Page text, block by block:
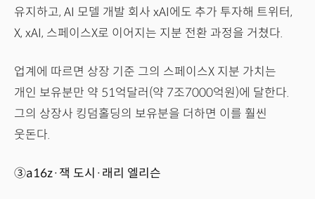
유지하고, AI 모델 개발 회사 xAI에도 추가 투자해 트위터,
X, xAI, 스페이스X로 이어지는 지분 전환 과정을 거쳤다.
업계에 따르면 상장 기준 그의 스페이스X 지분 가치는
개인 보유분만 약 51억달러(약 7조7000억원)에 달한다.
그의 상장사 킹덤홀딩의 보유분을 더하면 이를 훨씬
웃돈다.
③a16z·잭 도시·래리 엘리슨